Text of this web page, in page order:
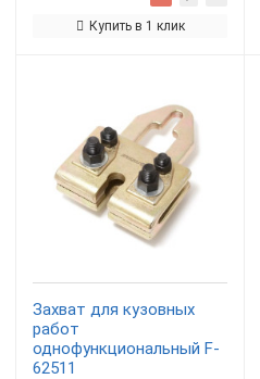
Купить в 1 клик
Захват для кузовных
работ
однофункциональный F-
62511